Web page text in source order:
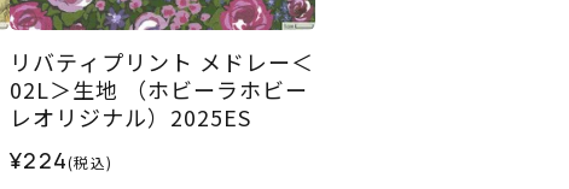
リバティプリント メドレー＜
02L＞生地 （ホビーラホビー
レオリジナル）2025ES
¥224(税込)